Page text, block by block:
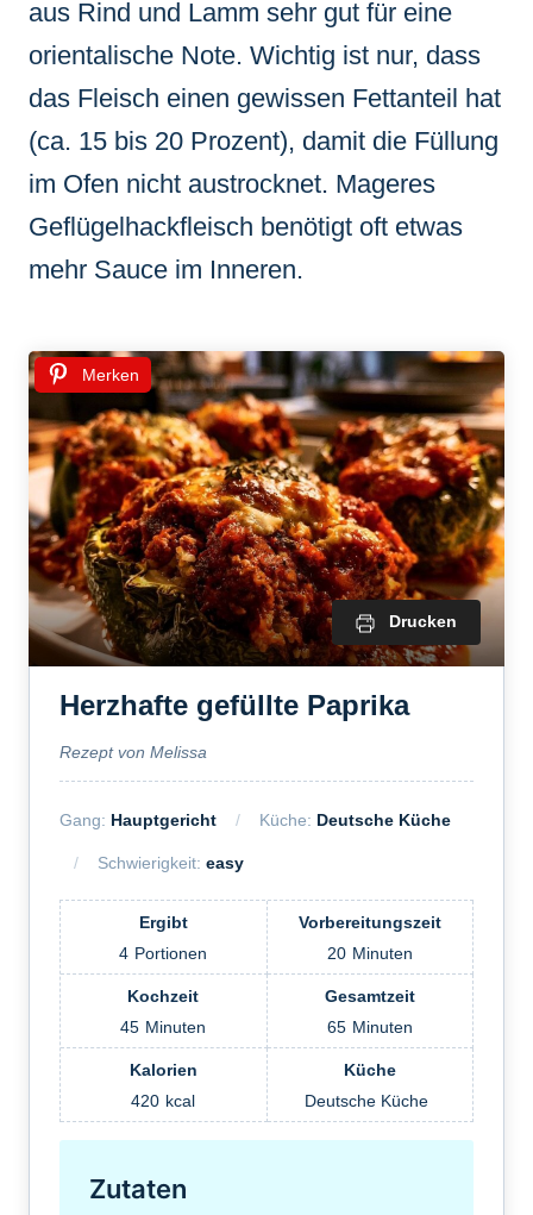
aus Rind und Lamm sehr gut für eine
orientalische Note. Wichtig ist nur, dass
das Fleisch einen gewissen Fettanteil hat
(ca. 15 bis 20 Prozent), damit die Füllung
im Ofen nicht austrocknet. Mageres
Geflügelhackfleisch benötigt oft etwas
mehr Sauce im Inneren.
Merken
Drucken
Herzhafte gefüllte Paprika
Rezept von Melissa
Gang: Hauptgericht Küche: Deutsche Küche
Schwierigkeit: easy
Ergibt
4 Portionen
Vorbereitungszeit
20 Minuten
Kochzeit
45 Minuten
Gesamtzeit
65 Minuten
Kalorien
420 kcal
Küche
Deutsche Küche
Zutaten